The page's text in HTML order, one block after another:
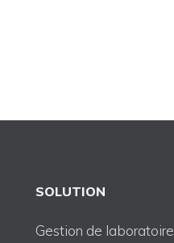
SOLUTION
Gestion de laboratoire